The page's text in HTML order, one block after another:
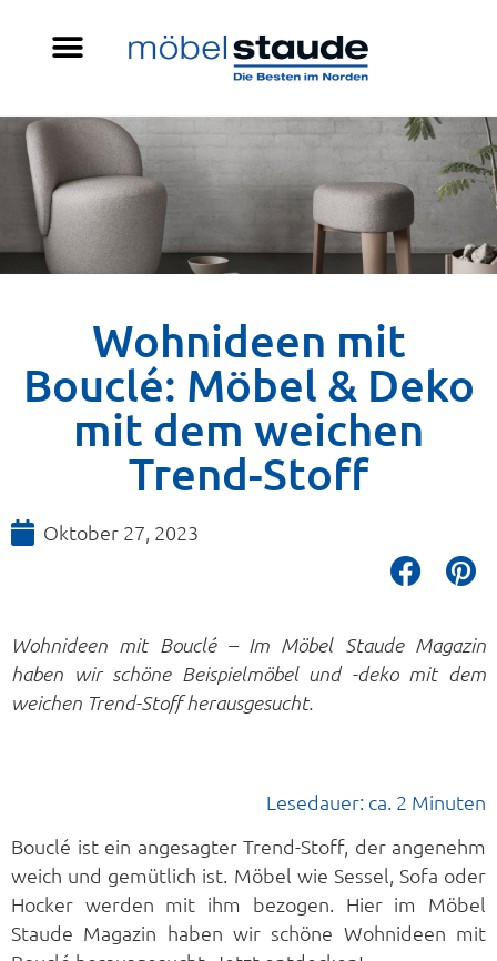
Wohnideen mit
Bouclé: Möbel & Deko
mit dem weichen
Trend-Stoff
Oktober 27, 2023
Wohnideen mit Bouclé – Im Möbel Staude Magazin
haben wir schöne Beispielmöbel und -deko mit dem
weichen Trend-Stoff herausgesucht.
Lesedauer: ca. 2 Minuten
Bouclé ist ein angesagter Trend-Stoff, der angenehm
weich und gemütlich ist. Möbel wie Sessel, Sofa oder
Hocker werden mit ihm bezogen. Hier im Möbel
Staude Magazin haben wir schöne Wohnideen mit